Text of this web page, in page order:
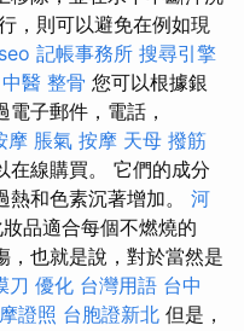
，則可以避免在例如現
seo 記帳事務所 搜尋引擎
醫 整骨 您可以根據銀
子郵件，電話，
摩 脹氣 按摩 天母 撥筋
在線購買。 它們的成分
熱和色素沉著增加。 河
品適合每個不燃燒的
，也就是說，對於當然是
刀 優化 台灣用語 台中
證照 台胞證新北 但是，